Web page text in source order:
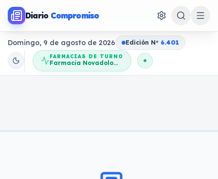
Diario Compromiso
Domingo, 9 de agosto de 2026 Edición No 6.401
FARMACIAS DE TURNO
Farmacia Novadolores